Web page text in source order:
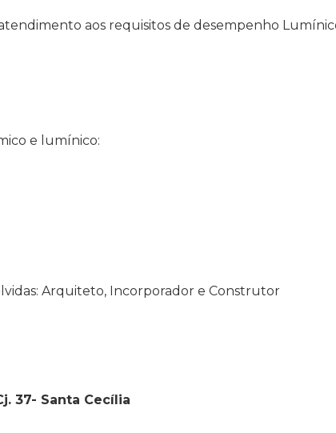
aos requisitos de desempenho
e lumínico:
Arquiteto, Incorporador e Construtor
37- Santa Cecília